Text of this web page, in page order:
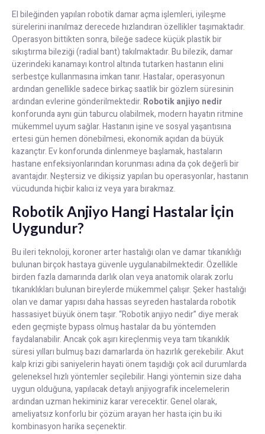
El bileğinden yapılan robotik damar açma işlemleri, iyileşme
sürelerini inanılmaz derecede hızlandıran özellikler taşımaktadır.
Operasyon bittikten sonra, bileğe sadece küçük plastik bir
sıkıştırma bileziği (radial bant) takılmaktadır. Bu bilezik, damar
üzerindeki kanamayı kontrol altında tutarken hastanın elini
serbestçe kullanmasına imkan tanır. Hastalar, operasyonun
ardından genellikle sadece birkaç saatlik bir gözlem süresinin
ardından evlerine gönderilmektedir. Robotik anjiyo nedir
konforunda aynı gün taburcu olabilmek, modern hayatın ritmine
mükemmel uyum sağlar. Hastanın işine ve sosyal yaşantısına
ertesi gün hemen dönebilmesi, ekonomik açıdan da büyük
kazançtır. Ev konforunda dinlenmeye başlamak, hastaların
hastane enfeksiyonlarından korunması adına da çok değerli bir
avantajdır. Neştersiz ve dikişsiz yapılan bu operasyonlar, hastanın
vücudunda hiçbir kalıcı iz veya yara bırakmaz.
Robotik Anjiyo Hangi Hastalar İçin
Uygundur?
Bu ileri teknoloji, koroner arter hastalığı olan ve damar tıkanıklığı
bulunan birçok hastaya güvenle uygulanabilmektedir. Özellikle
birden fazla damarında darlık olan veya anatomik olarak zorlu
tıkanıklıkları bulunan bireylerde mükemmel çalışır. Şeker hastalığı
olan ve damar yapısı daha hassas seyreden hastalarda robotik
hassasiyet büyük önem taşır. “Robotik anjiyo nedir” diye merak
eden geçmişte bypass olmuş hastalar da bu yöntemden
faydalanabilir. Ancak çok aşırı kireçlenmiş veya tam tıkanıklık
süresi yılları bulmuş bazı damarlarda ön hazırlık gerekebilir. Akut
kalp krizi gibi saniyelerin hayati önem taşıdığı çok acil durumlarda
geleneksel hızlı yöntemler seçilebilir. Hangi yöntemin size daha
uygun olduğuna, yapılacak detaylı anjiyografik incelemelerin
ardından uzman hekiminiz karar verecektir. Genel olarak,
ameliyatsız konforlu bir çözüm arayan her hasta için bu iki
kombinasyon harika seçenektir.